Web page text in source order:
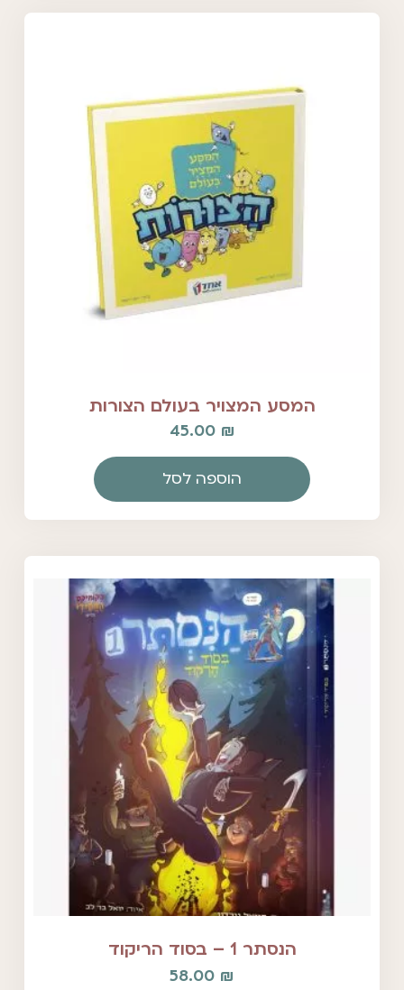
המסע המצויר בעולם הצורות
45.00 ₪
הוספה לסל
הנסתר 1 – בסוד הריקוד
58.00 ₪